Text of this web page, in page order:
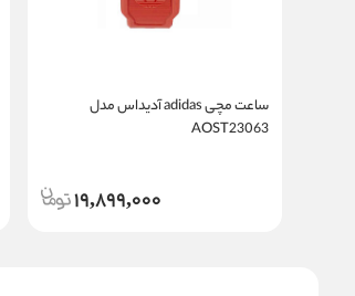
ساعت مچی adidas آدیداس مدل
AOST23063
19,899,000